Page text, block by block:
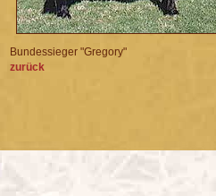
Bundessieger "Gregory"
zurück